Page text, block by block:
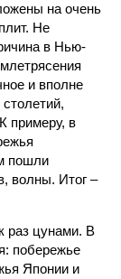
на очень
Не
в Нью-
и вполне
примеру, в
пошли
волны. Итог –
раз цунами. В
побережье
Японии и